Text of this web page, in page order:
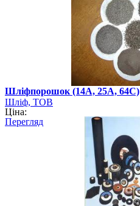
Шліфпорошок (14А, 25А, 64С)
Шліф, ТОВ
Ціна:
Перегляд